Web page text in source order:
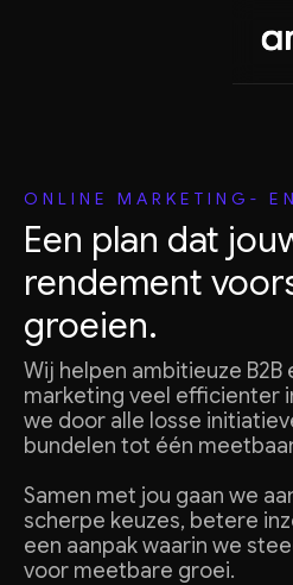
ONLINE MARKETING-
Een plan dat
rendement
groeien.
Wij helpen ambitieuze B2B
marketing veel efficienter
we door alle losse
bundelen tot één
Samen met jou gaan we
scherpe keuzes, betere
een aanpak waarin we
voor meetbare groei.